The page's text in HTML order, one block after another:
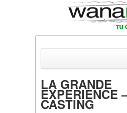
Actualités
LA GRANDE
EXPERIENCE
CASTING